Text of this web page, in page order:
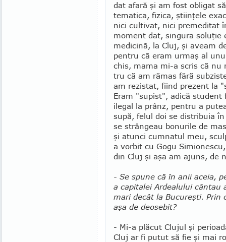
dat afară şi am fost obligat
te­matica, fi­zica, ştiinţele
nici cultivat, nici premeditat
moment dat, singura soluţie
medicină, la Cluj, şi aveam
pentru că eram urmaş al
chis, mama mi-a scris că
tru că am rămas fără
am rezis­tat, fiind prezent la
Eram "supist", adică stu­dent
ilegal la prânz, pentru a
supă, felul doi se distribuia
se strângeau bo­nurile de
şi atunci cum­natul meu,
a vorbit cu Gogu
din Cluj şi aşa am ajuns, de
- Se spune că în anii ace­ia,
a capitalei Ar­dealului cântau
mari decât la Bucureşti. Prin
aşa de deosebit?
- Mi-a plăcut Clujul şi
Cluj ar fi putut să fie şi mai